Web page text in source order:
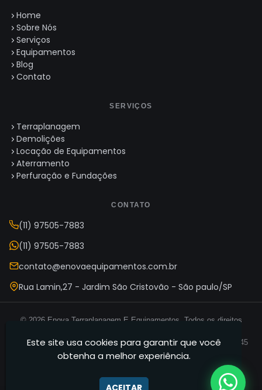
Home
Sobre Nós
Serviços
Equipamentos
Blog
Contato
SERVIÇOS
Terraplanagem
Demolições
Locação de Equipamentos
Aterramento
Perfuração e Fundações
CONTATO
(11) 97505-7883
(11) 97505-7883
contato@enovaequipamentos.com.br
Rua Lamin,27 - Jardim São Cristovão - São paulo/SP
© 2026 Enova Terraplanagem E Equipamentos. Todos os direitos
Enova Terraplanagem E Equipamentos — CNPJ 35.165.631/0001-45
Termos de Uso·Política de Privacidade·Mapa do Site
Este site usa cookies para garantir que você
obtenha a melhor experiência.
ACEITAR